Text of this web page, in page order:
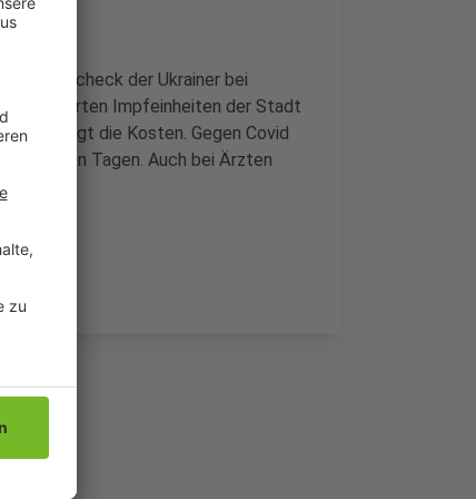
der Ukrainer bei
koordinierten Impfeinheiten der Stadt
Land trägt die Kosten. Gegen Covid
einigen Tagen. Auch bei Ärzten